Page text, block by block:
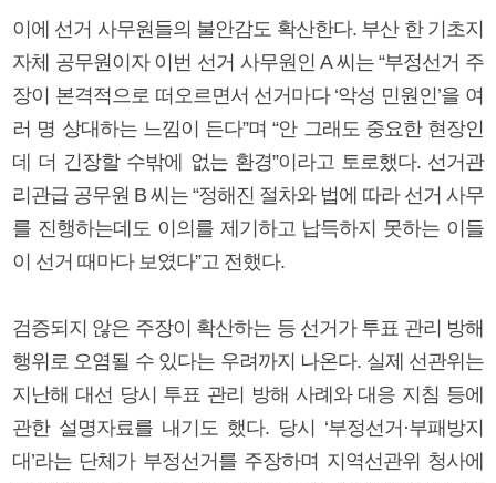
이에 선거 사무원들의 불안감도 확산한다. 부산 한 기초지
자체 공무원이자 이번 선거 사무원인 A 씨는 “부정선거 주
장이 본격적으로 떠오르면서 선거마다 ‘악성 민원인’을 여
러 명 상대하는 느낌이 든다”며 “안 그래도 중요한 현장인
데 더 긴장할 수밖에 없는 환경”이라고 토로했다. 선거관
리관급 공무원 B 씨는 “정해진 절차와 법에 따라 선거 사무
를 진행하는데도 이의를 제기하고 납득하지 못하는 이들
이 선거 때마다 보였다”고 전했다.
검증되지 않은 주장이 확산하는 등 선거가 투표 관리 방해
행위로 오염될 수 있다는 우려까지 나온다. 실제 선관위는
지난해 대선 당시 투표 관리 방해 사례와 대응 지침 등에
관한 설명자료를 내기도 했다. 당시 ‘부정선거·부패방지
대’라는 단체가 부정선거를 주장하며 지역선관위 청사에